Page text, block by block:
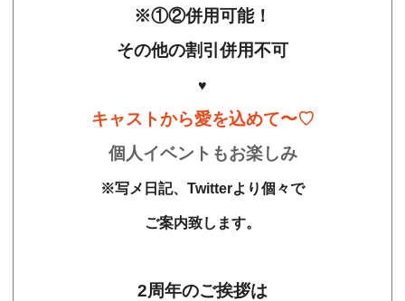
※①②併用可能！
その他の割引併用不可
♥
キャストから愛を込めて〜♡
個人イベントもお楽しみ
※写メ日記、Twitterより個々で
ご案内致します。
2周年のご挨拶は